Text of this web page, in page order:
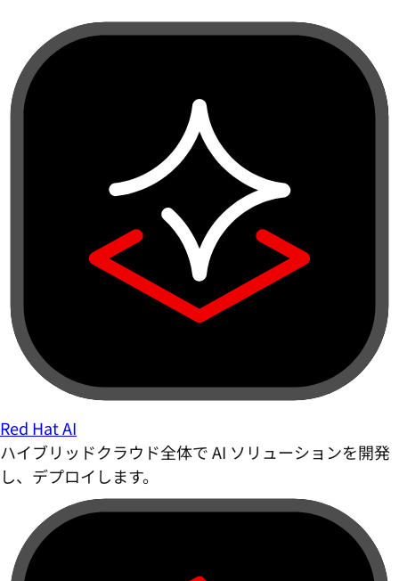
Red Hat AI
ハイブリッドクラウド全体で AI ソリューションを開発
し、デプロイします。